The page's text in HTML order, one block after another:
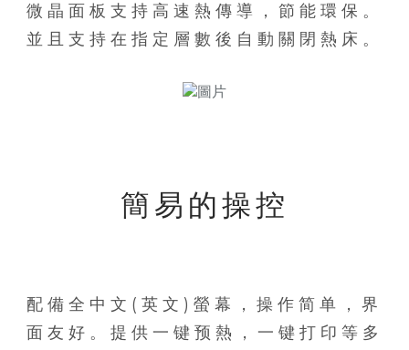
微晶面板支持高速熱傳導，節能環保。
並且支持在指定層數後自動關閉熱床。
簡易的操控
配備全中文(英文)螢幕，操作简单，界
面友好。提供一键预熱，一键打印等多